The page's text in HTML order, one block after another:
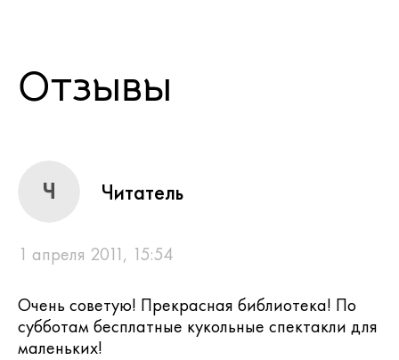
Отзывы
Ч Читатель
1 апреля 2011, 15:54
Очень советую! Прекрасная библиотека! По
субботам бесплатные кукольные спектакли для
маленьких!